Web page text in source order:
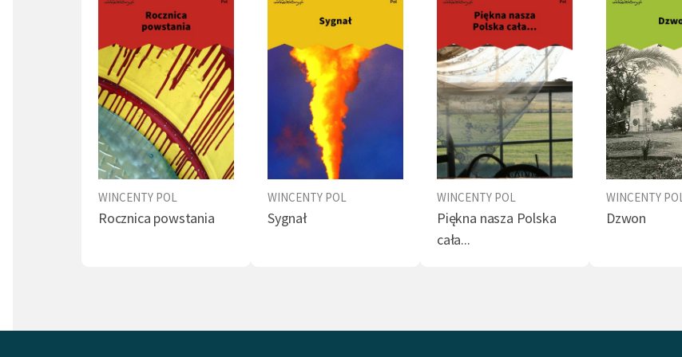
niemieckiej na Uniwersytecie Wileńskim. W kwietniu 1831
r. przystąpił do powstania listopadowego, walcząc pod
komendą gen. Chłapowskiego. Uzyskał rangę
podporucznika oraz odznaczenie orderem Virtuti Militari,
następnie jako wysłannik gen. Bema organizował pomoc
dla powstańców udających się na emigrację przez Niemcy
do Francji. Wróciwszy do Galicji w 1832 r., działał
początkowo w ruchu spiskowym (należał do Związku
Goszczyńskim), ale stopniowo zaczął skłaniać się ku
poglądom bardziej ugodowym i konserwatywnym,
WINCENTY POL
Rocznica powstania
WINCENTY POL
Sygnał
WINCENTY POL
Piękna nasza Polska
cała...
WINCENTY POL
Dzwon